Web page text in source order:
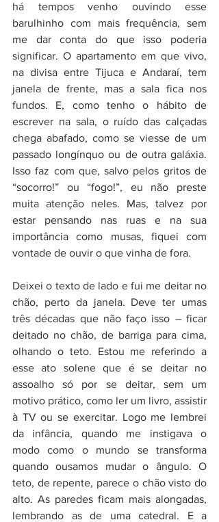
há tempos venho ouvindo esse
barulhinho com mais frequência, sem
me dar conta do que isso poderia
significar. O apartamento em que vivo,
na divisa entre Tijuca e Andaraí, tem
janela de frente, mas a sala fica nos
fundos. E, como tenho o hábito de
escrever na sala, o ruído das calçadas
chega abafado, como se viesse de um
passado longínquo ou de outra galáxia.
Isso faz com que, salvo pelos gritos de
“socorro!” ou “fogo!”, eu não preste
muita atenção neles. Mas, talvez por
estar pensando nas ruas e na sua
importância como musas, fiquei com
vontade de ouvir o que vinha de fora.
Deixei o texto de lado e fui me deitar no
chão, perto da janela. Deve ter umas
três décadas que não faço isso – ficar
deitado no chão, de barriga para cima,
olhando o teto. Estou me referindo a
esse ato solene que é se deitar no
assoalho só por se deitar, sem um
motivo prático, como ler um livro, assistir
à TV ou se exercitar. Logo me lembrei
da infância, quando me instigava o
modo como o mundo se transforma
quando ousamos mudar o ângulo. O
teto, de repente, parece o chão visto do
alto. As paredes ficam mais alongadas,
lembrando as de uma catedral. E a